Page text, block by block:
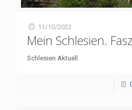
11/10/2022
Mein Schlesien.
Schlesien Aktuell